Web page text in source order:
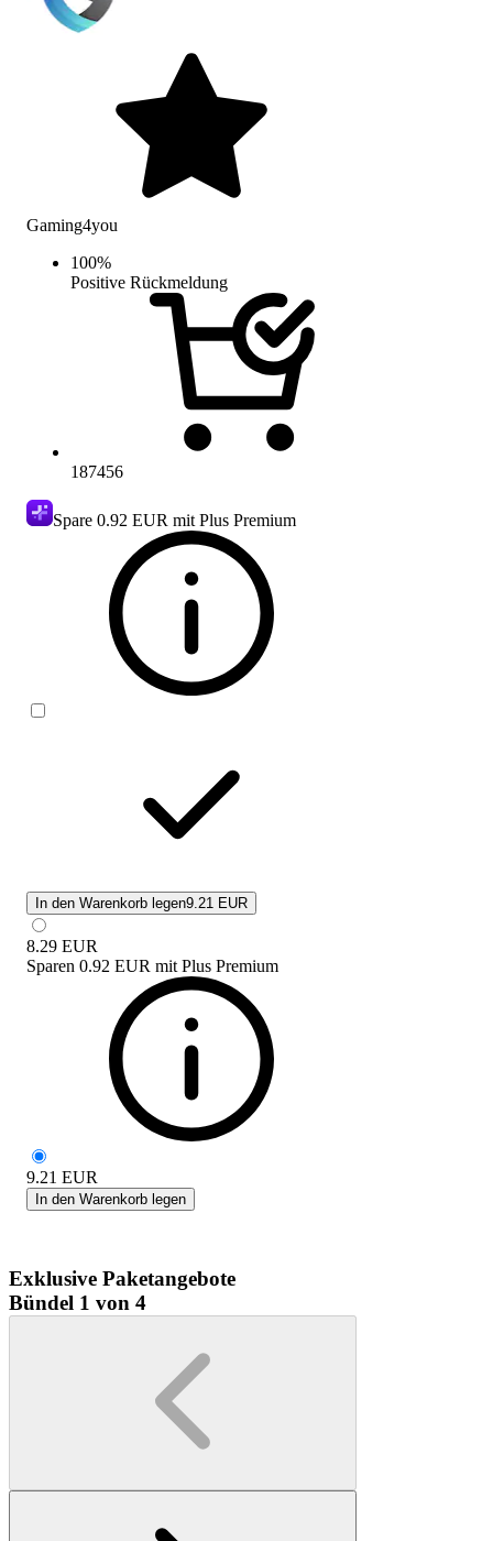
Gaming4you
100%
Positive Rückmeldung
187456
Spare 0.92 EUR mit Plus Premium
In den Warenkorb legen9.21 EUR
8.29 EUR
Sparen 0.92 EUR mit Plus Premium
9.21 EUR
In den Warenkorb legen
Exklusive Paketangebote
Bündel 1 von 4